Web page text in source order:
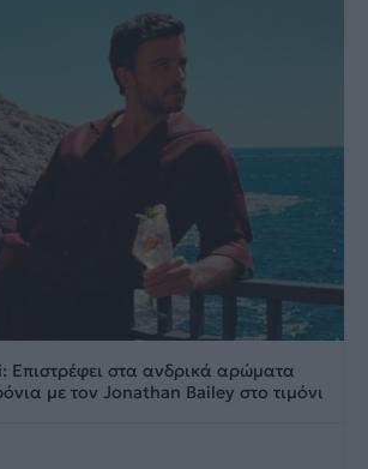
στα ανδρικά αρώματα
με τον Jonathan Bailey στο τιμόνι